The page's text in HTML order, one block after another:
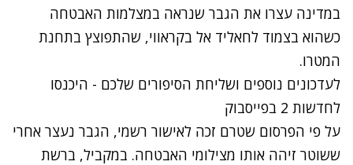
במדינה עצרו את הגבר שנראה במצלמות האבטחה
כשהוא בצמוד לחאליד אל בקראווי, שהתפוצץ בתחנת
המטרו.
לעדכונים נוספים ושליחת הסיפורים שלכם - היכנסו
לחדשות 2 בפייסבוק
על פי הפרסום שטרם זכה לאישור רשמי, הגבר נעצר אחרי
ששוטר זיהה אותו מצילומי האבטחה. במקביל, ברשת